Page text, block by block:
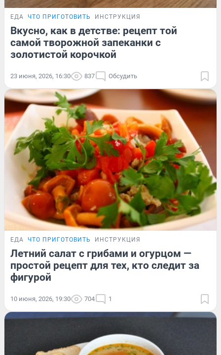
ЕДА ЧТО ПРИГОТОВИТЬ ИНСТРУКЦИЯ
Вкусно, как в детстве: рецепт той
самой творожной запеканки с
золотистой корочкой
23 июня, 2026, 16:30 837 Обсудить
ЕДА ЧТО ПРИГОТОВИТЬ ИНСТРУКЦИЯ
Летний салат с грибами и огурцом —
простой рецепт для тех, кто следит за
фигурой
10 июня, 2026, 19:30 704 1